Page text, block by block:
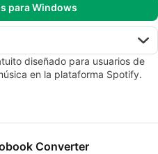
para Windows
diseñado para usuarios de
en la plataforma Spotify.
Converter